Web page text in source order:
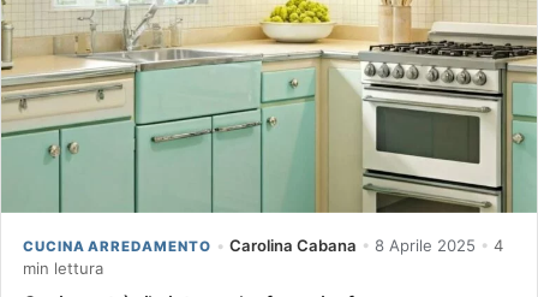
CUCINA ARREDAMENTO • Carolina Cabana • 8 Aprile 2025 • 4
min lettura